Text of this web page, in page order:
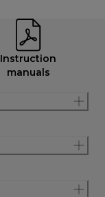
Instruction
manuals